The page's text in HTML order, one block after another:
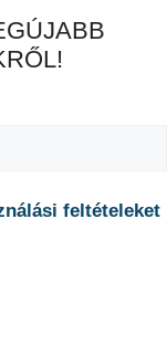
feltételeket